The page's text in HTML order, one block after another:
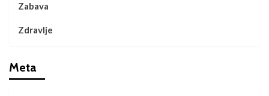
Zabava
Zdravlje
Meta